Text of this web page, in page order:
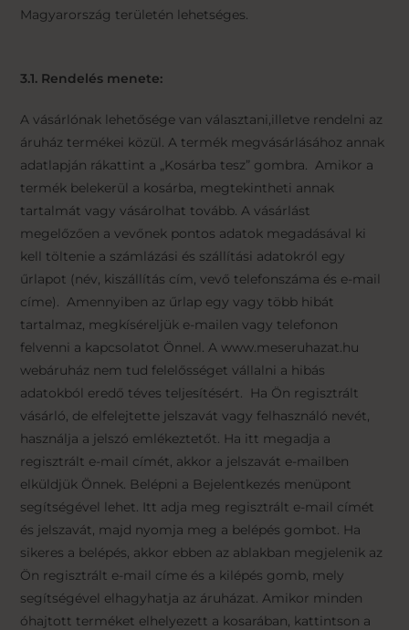
Magyarország területén lehetséges.
3.1. Rendelés menete:
A vásárlónak lehetősége van választani,illetve rendelni az
áruház termékei közül. A termék megvásárlásához annak
adatlapján rákattint a „Kosárba tesz” gombra. Amikor a
termék belekerül a kosárba, megtekintheti annak
tartalmát vagy vásárolhat tovább. A vásárlást
megelőzően a vevőnek pontos adatok megadásával ki
kell töltenie a számlázási és szállítási adatokról egy
űrlapot (név, kiszállítás cím, vevő telefonszáma és e-mail
címe). Amennyiben az űrlap egy vagy több hibát
tartalmaz, megkíséreljük e-mailen vagy telefonon
felvenni a kapcsolatot Önnel. A www.meseruhazat.hu
webáruház nem tud felelősséget vállalni a hibás
adatokból eredő téves teljesítésért. Ha Ön regisztrált
vásárló, de elfelejtette jelszavát vagy felhasználó nevét,
használja a jelszó emlékeztetőt. Ha itt megadja a
regisztrált e-mail címét, akkor a jelszavát e-mailben
elküldjük Önnek. Belépni a Bejelentkezés menüpont
segítségével lehet. Itt adja meg regisztrált e-mail címét
és jelszavát, majd nyomja meg a belépés gombot. Ha
sikeres a belépés, akkor ebben az ablakban megjelenik az
Ön regisztrált e-mail címe és a kilépés gomb, mely
segítségével elhagyhatja az áruházat. Amikor minden
óhajtott terméket elhelyezett a kosarában, kattintson a